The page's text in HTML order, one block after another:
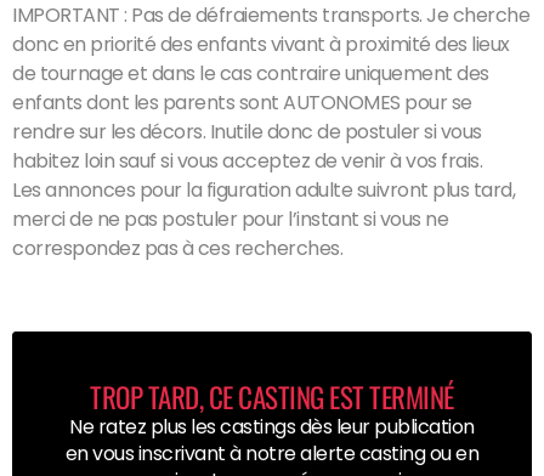
IMPORTANT : Pas de défraiements transports. Je cherche
donc en priorité des enfants vivant à proximité des lieux
de tournage et dans le cas contraire uniquement des
enfants dont les parents sont AUTONOMES pour se
rendre sur les décors. Inutile donc de postuler si vous
habitez loin sauf si vous acceptez de venir à vos frais.
Les annonces pour la figuration adulte suivront plus tard,
merci de ne pas postuler pour l’instant si vous ne
correspondez pas à ces recherches.
TROP TARD, CE CASTING EST TERMINÉ
Ne ratez plus les castings dès leur publication
en vous inscrivant à notre alerte casting ou en